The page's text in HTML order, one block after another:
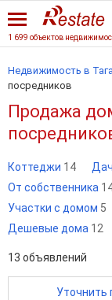
1 699 объектов
Недвижимость в
посредников
Продажа
Коттеджи 14
От собственника
Участки с домом 5
Дешевые дома 12
13 объявлений
Уточнить